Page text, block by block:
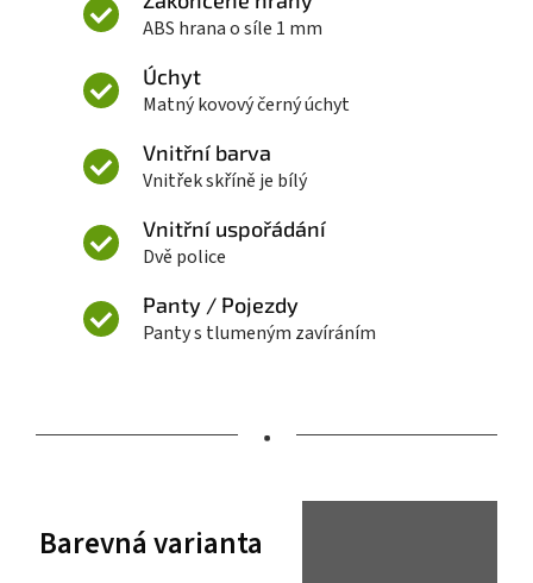
ABS hrana o síle 1 mm
Úchyt
Matný kovový černý úchyt
Vnitřní barva
Vnitřek skříně je bílý
Vnitřní uspořádání
Dvě police
Panty / Pojezdy
Panty s tlumeným zavíráním
•
Barevná varianta